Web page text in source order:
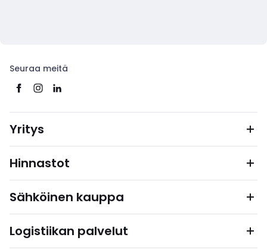
Seuraa meitä
Yritys
Hinnastot
Sähköinen kauppa
Logistiikan palvelut